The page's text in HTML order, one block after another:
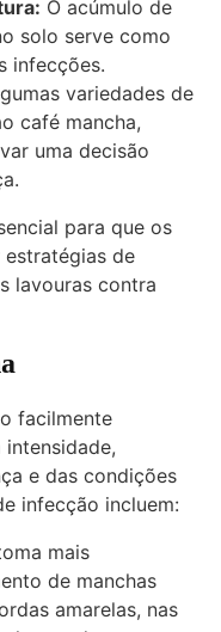
O acúmulo de
solo serve como
infecções.
variedades de
café mancha,
uma decisão
para que os
de
lavouras contra
facilmente
e das condições
infecção incluem:
mais
de manchas
amarelas, nas